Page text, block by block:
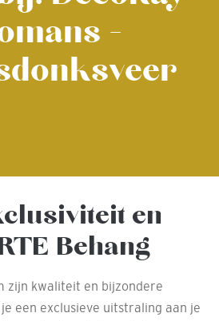
-
en
Behang
zijn kwaliteit en bijzondere
een exclusieve uitstraling aan je